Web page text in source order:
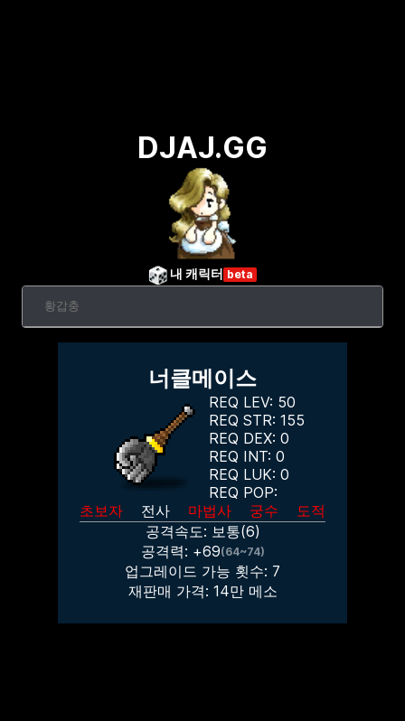
DJAJ.GG
내 캐릭터 beta
너클메이스
REQ LEV: 50
REQ STR: 155
REQ DEX: 0
REQ INT: 0
REQ LUK: 0
REQ POP:
초보자
전사 마법사 궁수
도적
공격속도: 보통(6)
공격력: +69(64~74)
업그레이드 가능 횟수: 7
재판매 가격: 14만메소